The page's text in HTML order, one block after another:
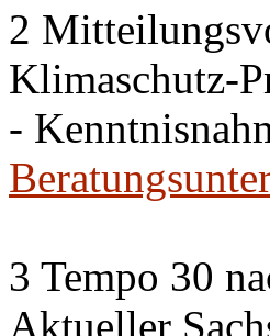
2
Klimaschutz-
-
3 Tempo 30
Aktueller